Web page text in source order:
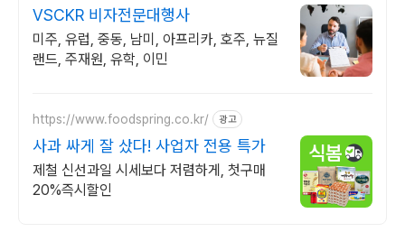
VSCKR 비자전문대행사
미주, 유럽, 중동, 남미, 아프리카, 호주, 뉴질
랜드, 주재원, 유학, 이민
https://www.foodspring.co.kr/ 광고
사과 싸게 잘 샀다! 사업자 전용 특가
제철 신선과일 시세보다 저렴하게, 첫구매
20%즉시할인